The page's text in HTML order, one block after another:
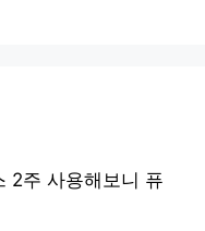
2주 사용해보니 퓨